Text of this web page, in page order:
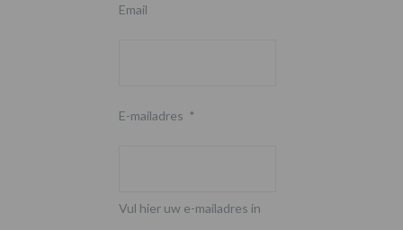
Email
E-mailadres *
Vul hier uw e-mailadres in